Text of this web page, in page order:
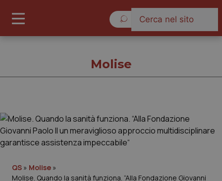
Cronache
Governo e Parlamento
Molise
QS » Molise »
Molise. Quando la sanità funziona. “Alla Fondazione Giovanni